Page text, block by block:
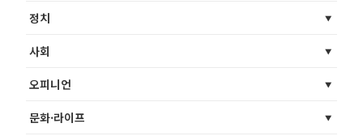
정치
사회
오피니언
문화·라이프